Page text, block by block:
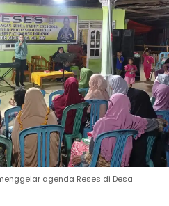
agenda Reses di Desa